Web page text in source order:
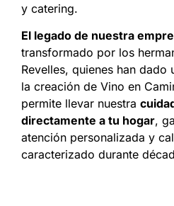
y catering.
El legado de nuestra
transformado por los
Revelles, quienes han dado
la creación de Vino en
permite llevar nuestra
directamente a tu hogar,
atención personalizada y
caracterizado durante